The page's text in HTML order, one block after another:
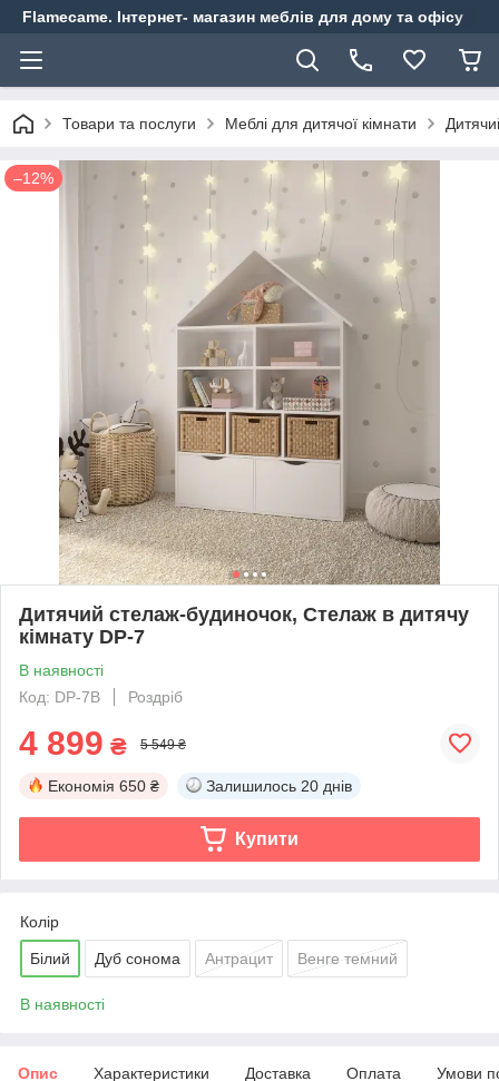
Flamecame. Інтернет- магазин меблів для дому та офісу
Товари та послуги Меблі для дитячої кімнати
–12%
Дитячий стелаж-будиночок, Стелаж в дитячу
кімнату DP-7
В наявності
Код: DP-7B
Роздріб
4 899 ₴ 5 549 ₴
Економія 650 ₴ Залишилось 20 днів
Купити
Колір
Білий Дуб сонома Антрацит Венге темний
В наявності
Опис Характеристики Доставка Оплата Умови